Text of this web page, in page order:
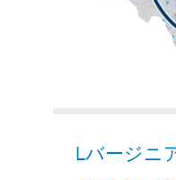
Lバージニ